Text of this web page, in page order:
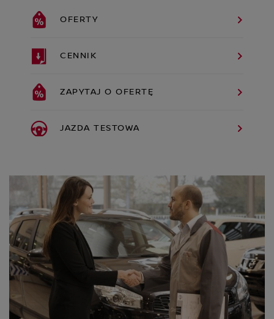
OFERTY
CENNIK
ZAPYTAJ O OFERTĘ
JAZDA TESTOWA